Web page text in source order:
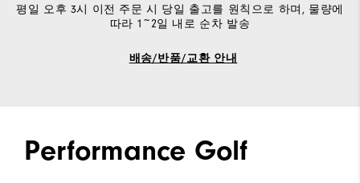
평일 오후 3시 이전 주문 시 당일 출고를 원칙으로 하며, 물량에
따라 1~2일 내로 순차 발송
배송/반품/교환 안내
Performance Golf